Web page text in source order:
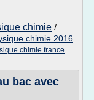
chimie /
chimie 2016
chimie france
bac avec